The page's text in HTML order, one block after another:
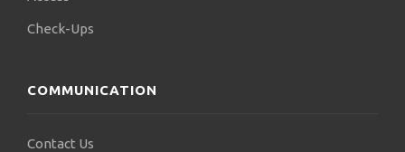
Check-Ups
COMMUNICATION
Contact Us